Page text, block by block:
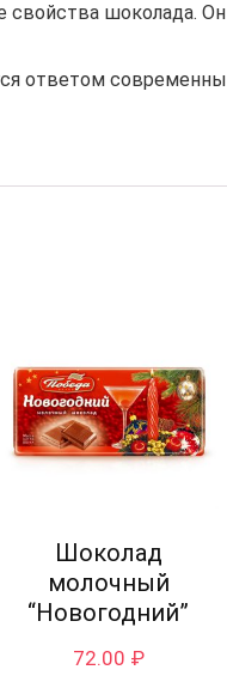
свойства шоколада.
ответом
Шоколад
молочный
“Новогодний”
72.00 ₽